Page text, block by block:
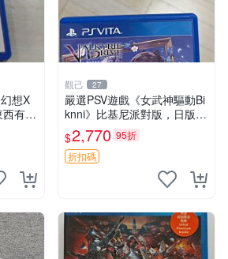
想X
有現
問題
觀己 27
嚴選PSV遊戲《女武神驅動Bi
knni》比基尼派對版，日版原
裝，PSV獨佔新古態，附原裝
包裝，閒置出售中。女武神 P
SV 美少女
$2,770 95折
折扣碼